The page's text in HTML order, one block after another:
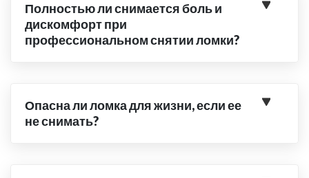
Полностью ли снимается боль и
дискомфорт при
профессиональном снятии ломки?
Опасна ли ломка для жизни, если ее
не снимать?